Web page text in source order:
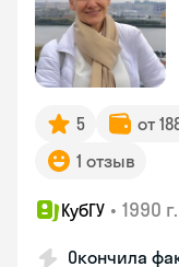
5 от
1 отзыв
КубГУ • 1990 г.
Окончила